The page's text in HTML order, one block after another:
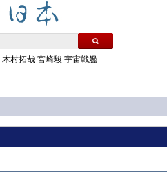
木村拓哉 宮崎駿 宇宙戦艦